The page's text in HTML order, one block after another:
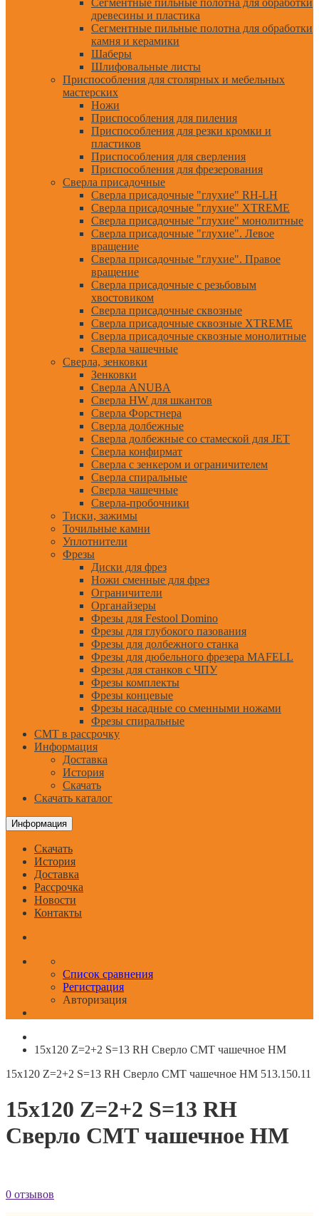
Сегментные пильные полотна для обработки
древесины и пластика
Сегментные пильные полотна для обработки
камня и керамики
Шаберы
Шлифовальные листы
Приспособления для столярных и мебельных
мастерских
Ножи
Приспособления для пиления
Приспособления для резки кромки и
пластиков
Приспособления для сверления
Приспособления для фрезерования
Сверла присадочные
Сверла присадочные "глухие" RH-LH
Сверла присадочные "глухие" XTREME
Сверла присадочные "глухие" монолитные
Сверла присадочные "глухие". Левое
вращение
Сверла присадочные "глухие". Правое
вращение
Сверла присадочные с резьбовым
хвостовиком
Сверла присадочные сквозные
Сверла присадочные сквозные XTREME
Сверла присадочные сквозные монолитные
Сверла чашечные
Сверла, зенковки
Зенковки
Сверла ANUBA
Сверла HW для шкантов
Сверла Форстнера
Сверла долбежные
Сверла долбежные со стамеской для JET
Сверла конфирмат
Сверла с зенкером и ограничителем
Сверла спиральные
Сверла чашечные
Сверла-пробочники
Тиски, зажимы
Точильные камни
Уплотнители
Фрезы
Диски для фрез
Ножи сменные для фрез
Ограничители
Органайзеры
Фрезы для Festool Domino
Фрезы для глубокого пазования
Фрезы для долбежного станка
Фрезы для дюбельного фрезера MAFELL
Фрезы для станков с ЧПУ
Фрезы комплекты
Фрезы концевые
Фрезы насадные со сменными ножами
Фрезы спиральные
CMT в рассрочку
Информация
Доставка
История
Скачать
Скачать каталог
Информация
Скачать
История
Доставка
Рассрочка
Новости
Контакты
Список сравнения
Регистрация
Авторизация
15x120 Z=2+2 S=13 RH Сверло СМТ чашечное HM
15x120 Z=2+2 S=13 RH Сверло СМТ чашечное HM 513.150.11
15x120 Z=2+2 S=13 RH
Сверло СМТ чашечное HM
0 отзывов